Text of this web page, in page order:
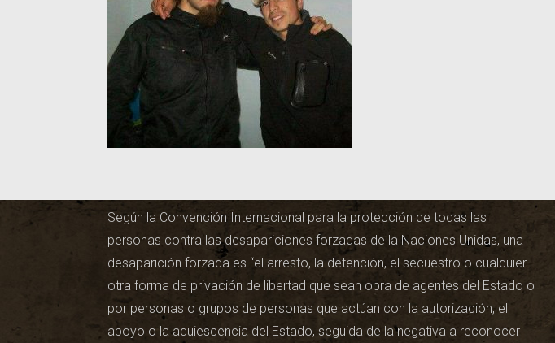
Según la Convención Internacional para la protección de todas las
personas contra las desapariciones forzadas de la Naciones Unidas, una
desaparición forzada es “el arresto, la detención, el secuestro o cualquier
otra forma de privación de libertad que sean obra de agentes del Estado o
por personas o grupos de personas que actúan con la autorización, el
apoyo o la aquiescencia del Estado, seguida de la negativa a reconocer